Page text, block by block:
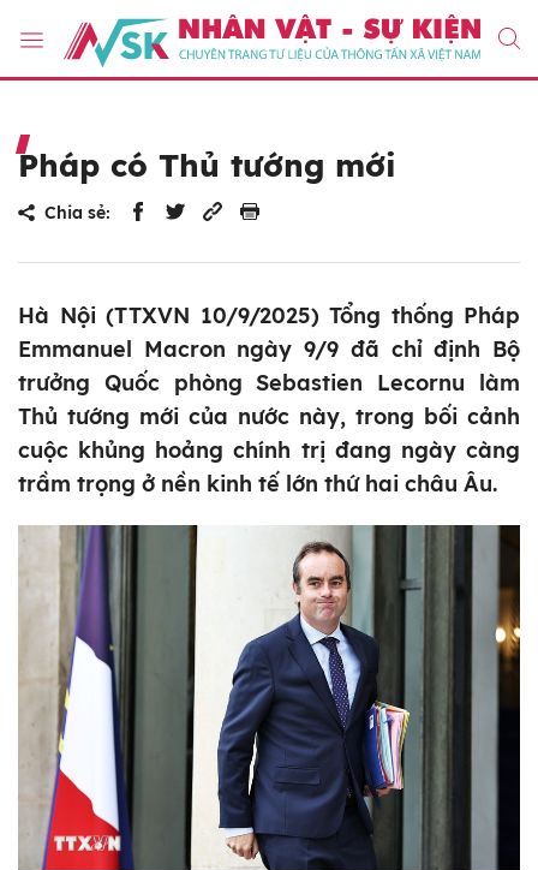
Pháp có Thủ tướng mới
Chia sẻ:
Hà Nội (TTXVN 10/9/2025) Tổng thống Pháp
Emmanuel Macron ngày 9/9 đã chỉ định Bộ
trưởng Quốc phòng Sebastien Lecornu làm
Thủ tướng mới của nước này, trong bối cảnh
cuộc khủng hoảng chính trị đang ngày càng
trầm trọng ở nền kinh tế lớn thứ hai châu Âu.